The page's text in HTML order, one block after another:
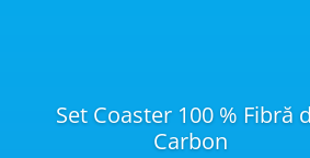
Set Coaster 100 % Fibră
Carbon